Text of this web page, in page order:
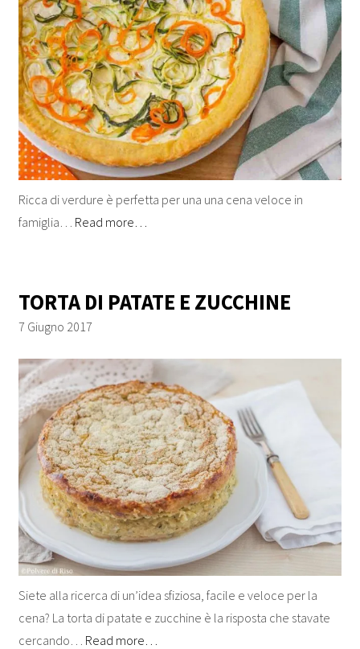
Ricca di verdure è perfetta per una una cena veloce in
famiglia… Read more…
TORTA DI PATATE E ZUCCHINE
7 Giugno 2017
Siete alla ricerca di un’idea sfiziosa, facile e veloce per la
cena? La torta di patate e zucchine è la risposta che stavate
cercando… Read more…